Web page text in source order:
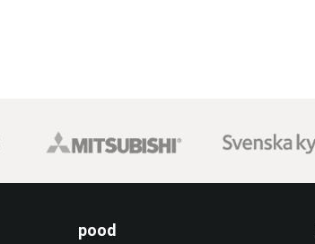
pood